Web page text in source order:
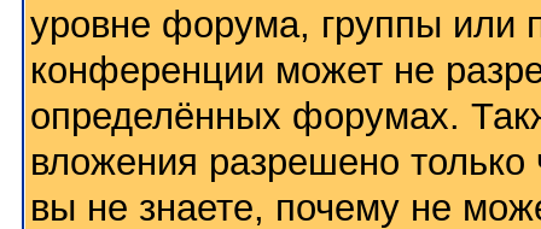
уровне форума, группы или
конференции может не
определённых форумах.
вложения разрешено
вы не знаете, почему не